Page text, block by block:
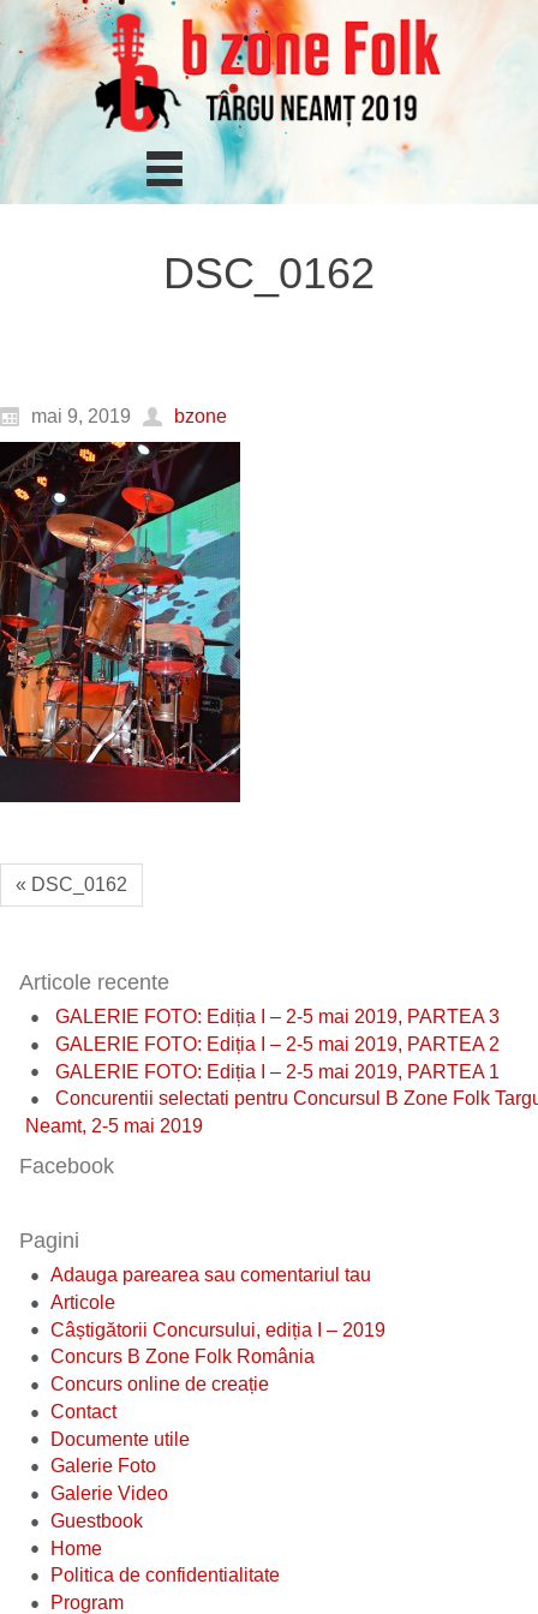
DSC_0162
mai 9, 2019 bzone
« DSC_0162
Articole recente
GALERIE FOTO: Ediția I – 2-5 mai 2019, PARTEA 3
GALERIE FOTO: Ediția I – 2-5 mai 2019, PARTEA 2
GALERIE FOTO: Ediția I – 2-5 mai 2019, PARTEA 1
Concurentii selectati pentru Concursul B Zone Folk
Neamt, 2-5 mai 2019
Facebook
Pagini
Adauga parearea sau comentariul tau
Articole
Câștigătorii Concursului, ediția I – 2019
Concurs B Zone Folk România
Concurs online de creație
Contact
Documente utile
Galerie Foto
Galerie Video
Guestbook
Home
Politica de confidentialitate
Program